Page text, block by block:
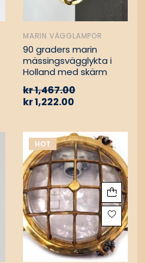
MARIN VÄGGLAMPOR
90 graders marin
mässingsvägglykta i
Holland med skärm
kr1,467.00
kr1,222.00
HOT